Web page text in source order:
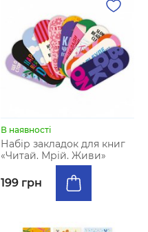
В наявності
Набір закладок для книг
«Читай. Мрій. Живи»
199 грн